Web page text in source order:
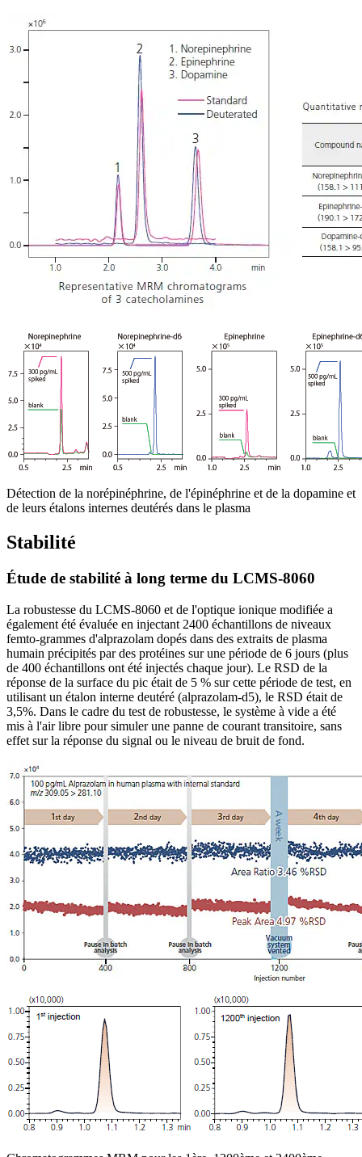
Détection de la norépinéphrine, de l'épinéphrine et de la dopamine et
de leurs étalons internes deutérés dans le plasma
Stabilité
Étude de stabilité à long terme du LCMS-8060
La robustesse du LCMS-8060 et de l'optique ionique modifiée a
également été évaluée en injectant 2400 échantillons de niveaux
femto-grammes d'alprazolam dopés dans des extraits de plasma
humain précipités par des protéines sur une période de 6 jours (plus
de 400 échantillons ont été injectés chaque jour). Le RSD de la
réponse de la surface du pic était de 5 % sur cette période de test, en
utilisant un étalon interne deutéré (alprazolam-d5), le RSD était de
3,5%. Dans le cadre du test de robustesse, le système à vide a été
mis à l'air libre pour simuler une panne de courant transitoire, sans
effet sur la réponse du signal ou le niveau de bruit de fond.